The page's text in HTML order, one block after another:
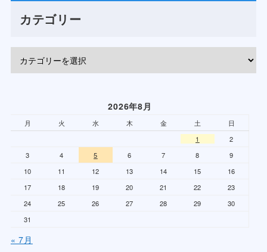
カテゴリー
2026年8月
月 火 水 木 金 土
日
1
2
3
4 5 6 7 8
9
10
11 12 13 14 15
16
17
18 19 20 21 22
23
24
25 26 27 28 29
30
31
« 7月